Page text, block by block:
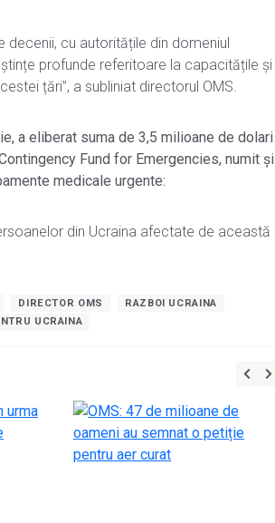
decenii, cu autoritățile din domeniul
profunde referitoare la capacitățile și
țări”, a subliniat directorul OMS.
a eliberat suma de 3,5 milioane de dolari
Fund for Emergencies, numit și
medicale urgente:
din Ucraina afectate de această
DIRECTOR OMS
RAZBOI UCRAINA
UCRAINA